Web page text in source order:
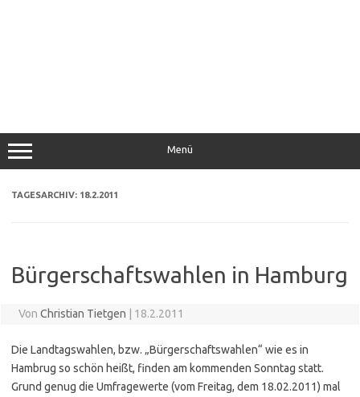
Menü
TAGESARCHIV: 18.2.2011
Bürgerschaftswahlen in Hamburg
Von Christian Tietgen | 18.2.2011
Die Landtagswahlen, bzw. „Bürgerschaftswahlen“ wie es in
Hambrug so schön heißt, finden am kommenden Sonntag statt.
Grund genug die Umfragewerte (vom Freitag, dem 18.02.2011) mal